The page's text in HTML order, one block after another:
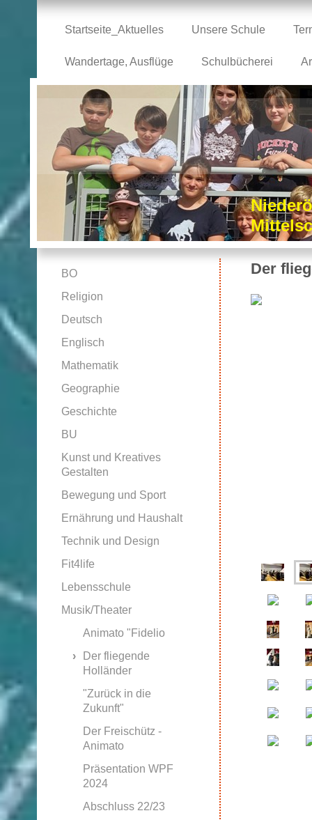
Startseite_Aktuelles Unsere Schule
Wandertage, Ausflüge Schulbücherei
Der
BO
Religion
Deutsch
Englisch
Mathematik
Geographie
Geschichte
BU
Kunst und Kreatives
Gestalten
Bewegung und Sport
Ernährung und Haushalt
Technik und Design
Fit4life
Lebensschule
Musik/Theater
Animato "Fidelio
Der fliegende
Holländer
"Zurück in die
Zukunft"
Der Freischütz -
Animato
Präsentation WPF
2024
Abschluss 22/23